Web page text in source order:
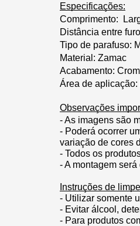
Especificações:
Comprimento:
Distância entre
Tipo de parafuso:
Material: Zamac
Acabamento:
Área de aplicação:
Observações
- As imagens são
- Poderá ocorrer
variação de cores
- Todos os
- A montagem
Instruções de
- Utilizar somente
- Evitar álcool,
- Para produtos